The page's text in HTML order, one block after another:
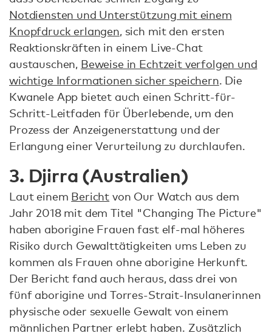
Notdiensten und Unterstützung mit einem
Knopfdruck erlangen, sich mit den ersten
Reaktionskräften in einem Live-Chat
austauschen, Beweise in Echtzeit verfolgen und
wichtige Informationen sicher speichern. Die
Kwanele App bietet auch einen Schritt-für-
Schritt-Leitfaden für Überlebende, um den
Prozess der Anzeigenerstattung und der
Erlangung einer Verurteilung zu durchlaufen.
3. Djirra (Australien)
Laut einem Bericht von Our Watch aus dem
Jahr 2018 mit dem Titel "Changing The Picture"
haben aborigine Frauen fast elf-mal höheres
Risiko durch Gewalttätigkeiten ums Leben zu
kommen als Frauen ohne aborigine Herkunft.
Der Bericht fand auch heraus, dass drei von
fünf aborigine und Torres-Strait-Insulanerinnen
physische oder sexuelle Gewalt von einem
männlichen Partner erlebt haben. Zusätzlich